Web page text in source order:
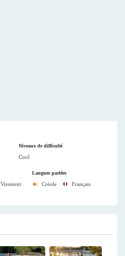
Niveaux de difficulté
Cool
Virement
Langues parlées
Créole Français